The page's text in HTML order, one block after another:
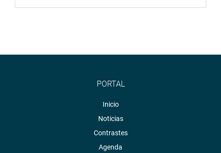
PORTAL
Inicio
Noticias
Contrastes
Agenda